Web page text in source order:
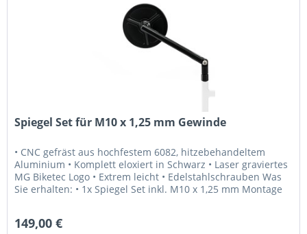
Spiegel Set für M10 x 1,25 mm Gewinde
• CNC gefräst aus hochfestem 6082, hitzebehandeltem
Aluminium • Komplett eloxiert in Schwarz • Laser graviertes
MG Biketec Logo • Extrem leicht • Edelstahlschrauben Was
Sie erhalten: • 1x Spiegel Set inkl. M10 x 1,25 mm Montage
149,00 €